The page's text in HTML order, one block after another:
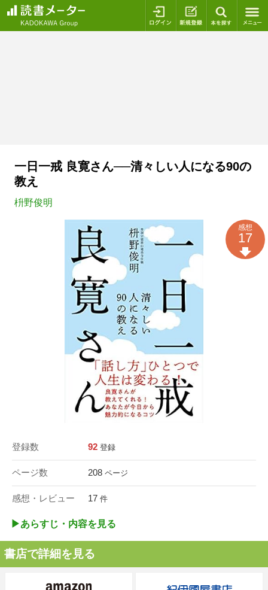
ログイン 新規登録
一日一戒 良寛さん──清々しい人になる90の
教え
枡野俊明
登録数 92 登録
ページ数 208 ページ
感想・レビュー 17 件
感想
17
▶︎あらすじ・内容を見る
書店で詳細を見る